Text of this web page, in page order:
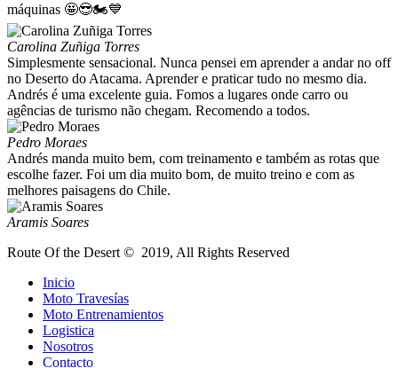
máquinas 🤩😎🏍💙
Carolina Zuñiga Torres
Simplesmente sensacional. Nunca pensei em aprender a andar no off
no Deserto do Atacama. Aprender e praticar tudo no mesmo dia.
Andrés é uma excelente guia. Fomos a lugares onde carro ou
agências de turismo não chegam. Recomendo a todos.
Pedro Moraes
Andrés manda muito bem, com treinamento e também as rotas que
escolhe fazer. Foi um dia muito bom, de muito treino e com as
melhores paisagens do Chile.
Aramis Soares
Route Of the Desert © 2019, All Rights Reserved
Inicio
Moto Travesías
Moto Entrenamientos
Logistica
Nosotros
Contacto